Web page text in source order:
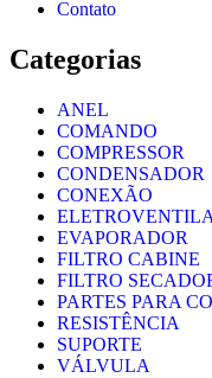
Contato
Categorias
ANEL
COMANDO
COMPRESSOR
CONDENSADOR
CONEXÃO
EVAPORADOR
FILTRO CABINE
FILTRO
PARTES PARA
RESISTÊNCIA
SUPORTE
VÁLVULA